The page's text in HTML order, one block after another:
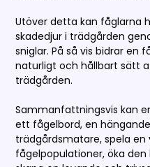
Utöver detta kan fåglarna
skadedjur i trädgården
sniglar. På så vis bidrar en
naturligt och hållbart sätt
trädgården.
Sammanfattningsvis kan
ett fågelbord, en
trädgårdsmatare, spela
fågelpopulationer, öka